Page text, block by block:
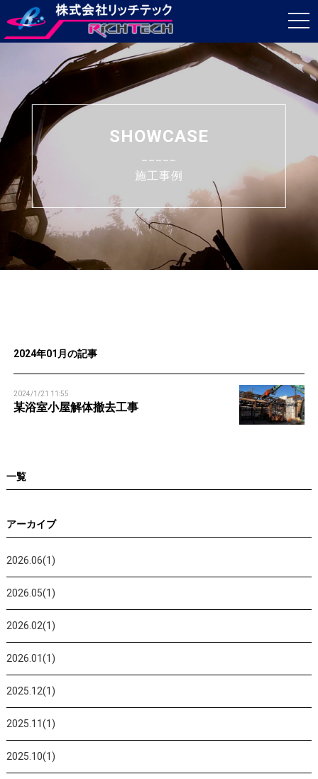
SHOWCASE
施工事例
2024年01月の記事
2024/1/21 11:55
某浴室小屋解体撤去工事
一覧
アーカイブ
2026.06(1)
2026.05(1)
2026.02(1)
2026.01(1)
2025.12(1)
2025.11(1)
2025.10(1)
t
o
g
l
a
v
g